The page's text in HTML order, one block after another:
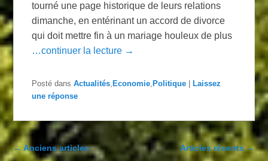
tourné une page historique de leurs relations
dimanche, en entérinant un accord de divorce
qui doit mettre fin à un mariage houleux de plus
…continuer la lecture →
Posté dans Actualités, Economie, Politique
Laissez
une réponse
Navigation dans les articles
← Anciens articles Articles récents→